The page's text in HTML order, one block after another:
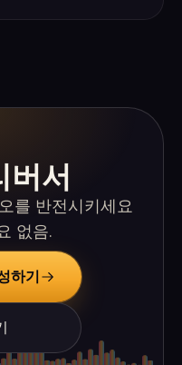
버서
를 반전시키세요
없음.
하기